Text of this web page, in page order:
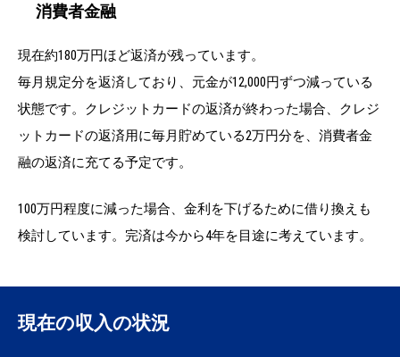
消費者金融
現在約180万円ほど返済が残っています。
毎月規定分を返済しており、元金が12,000円ずつ減っている
状態です。クレジットカードの返済が終わった場合、クレジ
ットカードの返済用に毎月貯めている2万円分を、消費者金
融の返済に充てる予定です。
100万円程度に減った場合、金利を下げるために借り換えも
検討しています。完済は今から4年を目途に考えています。
現在の収入の状況